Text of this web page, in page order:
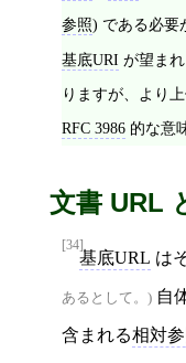
参照) である必要
基底URI が望ま
りますが、より
RFC 3986 的な意
文書 URL
[34]
基底URL は
あるとして。) 自
含まれる相対